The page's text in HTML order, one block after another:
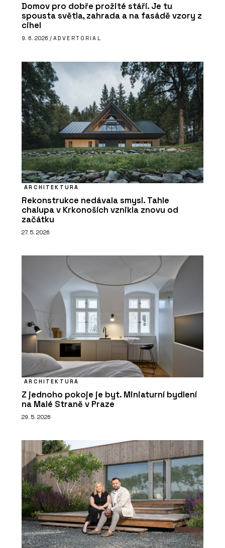
Domov pro dobře prožité stáří. Je tu
spousta světla, zahrada a na fasádě vzory z
cihel
9. 6. 2026 / ADVERTORIAL
ARCHITEKTURA
Rekonstrukce nedávala smysl. Tahle
chalupa v Krkonoších vznikla znovu od
začátku
27. 5. 2026
ARCHITEKTURA
Z jednoho pokoje je byt. Miniaturní bydlení
na Malé Straně v Praze
29. 5. 2026